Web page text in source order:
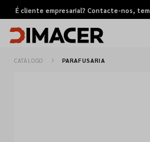
É cliente empresarial? Contacte-nos,
CATÁLOGO PARAFUSARIA